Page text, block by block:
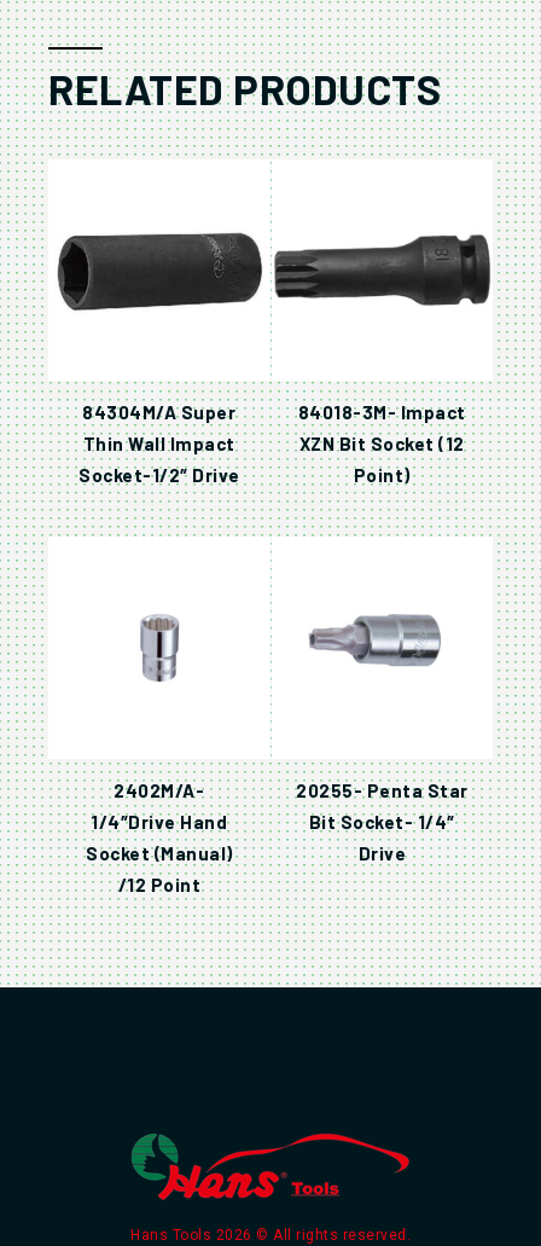
RELATED PRODUCTS
84304M/A Super
Thin Wall Impact
Socket-1/2″ Drive
84018-3M- Impact
XZN Bit Socket (12
Point)
2402M/A-
1/4″Drive Hand
Socket (Manual)
/12 Point
20255- Penta Star
Bit Socket- 1/4″
Drive
Hans Tools 2026 © All rights reserved.